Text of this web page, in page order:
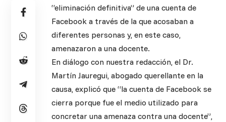
“eliminación definitiva” de una cuenta de
Facebook a través de la que acosaban a
diferentes personas y, en este caso,
amenazaron a una docente.
En diálogo con nuestra redacción, el Dr.
Martín Jauregui, abogado querellante en la
causa, explicó que “la cuenta de Facebook se
cierra porque fue el medio utilizado para
concretar una amenaza contra una docente”,